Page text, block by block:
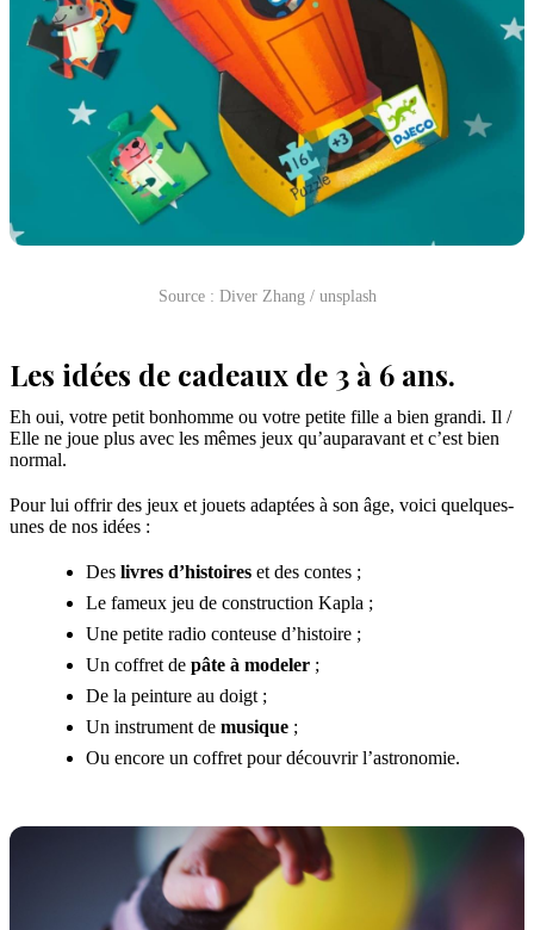
Source : Diver Zhang / unsplash
Les idées de cadeaux de 3 à 6 ans.
Eh oui, votre petit bonhomme ou votre petite fille a bien grandi. Il /
Elle ne joue plus avec les mêmes jeux qu’auparavant et c’est bien
normal.
Pour lui offrir des jeux et jouets adaptées à son âge, voici quelques-
unes de nos idées :
Des livres d’histoires et des contes ;
Le fameux jeu de construction Kapla ;
Une petite radio conteuse d’histoire ;
Un coffret de pâte à modeler ;
De la peinture au doigt ;
Un instrument de musique ;
Ou encore un coffret pour découvrir l’astronomie.